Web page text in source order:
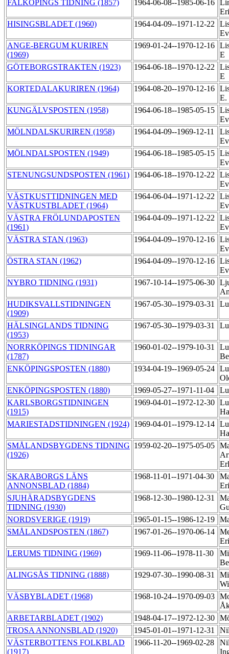
FALKÖPINGS TIDNING (1857)
1964-06-08--1985-06-16
HISINGSBLADET (1960)
1964-04-09--1971-12-22
ANGE-BERGUM KURIREN
(1969)
1969-01-24--1970-12-16
E
GÖTEBORGSTRAKTEN (1923)
1964-06-18--1970-12-22
E
KORTEDALAKURIREN (1964)
1964-08-20--1970-12-16
E.
KUNGÄLVSPOSTEN (1958)
1964-06-18--1985-05-15
MÖLNDALSKURIREN (1958)
1964-04-09--1969-12-11
MÖLNDALSPOSTEN (1949)
1964-06-18--1985-05-15
STENUNGSUNDSPOSTEN (1961) 1964-06-18--1970-12-22
VÄSTKUSTTIDNINGEN MED
VÄSTKUSTBLADET (1964)
1964-06-04--1971-12-22
VÄSTRA FRÖLUNDAPOSTEN
(1961)
1964-04-09--1971-12-22
VÄSTRA STAN (1963)
1964-04-09--1970-12-16
ÖSTRA STAN (1962)
1964-04-09--1970-12-16
NYBRO TIDNING (1931)
1967-10-14--1975-06-30
HUDIKSVALLSTIDNINGEN
(1909)
1967-05-30--1979-03-31
HÄLSINGLANDS TIDNING
(1953)
1967-05-30--1979-03-31
NORRKÖPINGS TIDNINGAR
(1787)
1960-01-02--1979-10-31
ENKÖPINGSPOSTEN (1880)
1934-04-19--1969-05-24
ENKÖPINGSPOSTEN (1880)
1969-05-27--1971-11-04
KARLSBORGSTIDNINGEN
(1915)
1969-04-01--1972-12-30
MARIESTADSTIDNINGEN (1924) 1969-04-01--1979-12-14
SMÅLANDSBYGDENS TIDNING
(1926)
1959-02-20--1975-05-05
SKARABORGS LÄNS
ANNONSBLAD (1884)
1968-11-01--1971-04-30
SJUHÄRADSBYGDENS
TIDNING (1930)
1968-12-30--1980-12-31
NORDSVERIGE (1919)
1965-01-15--1986-12-19
SMÅLANDSPOSTEN (1867)
1967-01-26--1970-06-14
LERUMS TIDNING (1969)
1969-11-06--1978-11-30
ALINGSÅS TIDNING (1888)
1929-07-30--1990-08-31
VÄSBYBLADET (1968)
1968-10-24--1970-09-03
ARBETARBLADET (1902)
1948-04-17--1972-12-30
TROSA ANNONSBLAD (1920)
1945-01-01--1971-12-31
VÄSTERBOTTENS FOLKBLAD
(1917)
1966-11-20--1969-02-28